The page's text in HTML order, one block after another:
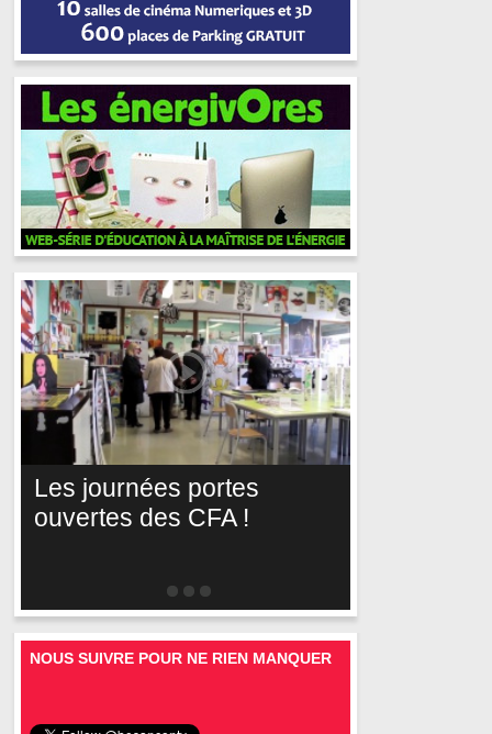
Les journées portes
ouvertes des CFA !
NOUS SUIVRE POUR NE RIEN MANQUER